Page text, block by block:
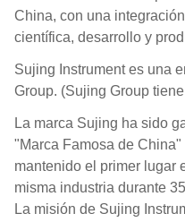
China, con una
científica, desarrollo y
Sujing Instrument es una
Group. (Sujing Group
La marca Sujing ha sido
"Marca Famosa de
mantenido el primer lugar
misma industria durante
La misión de Sujing